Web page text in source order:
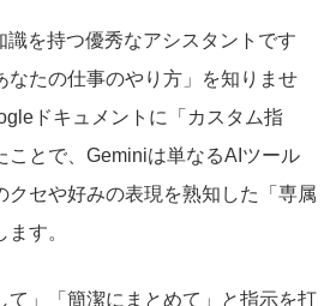
識を持つ優秀なアシスタントです
なたの仕事のやり方」を知りませ
ドキュメントに「カスタム指
ことで、Geminiは単なるAIツール
クセや好みの表現を熟知した「専属
す。
て」「簡潔にまとめて」と指示を打